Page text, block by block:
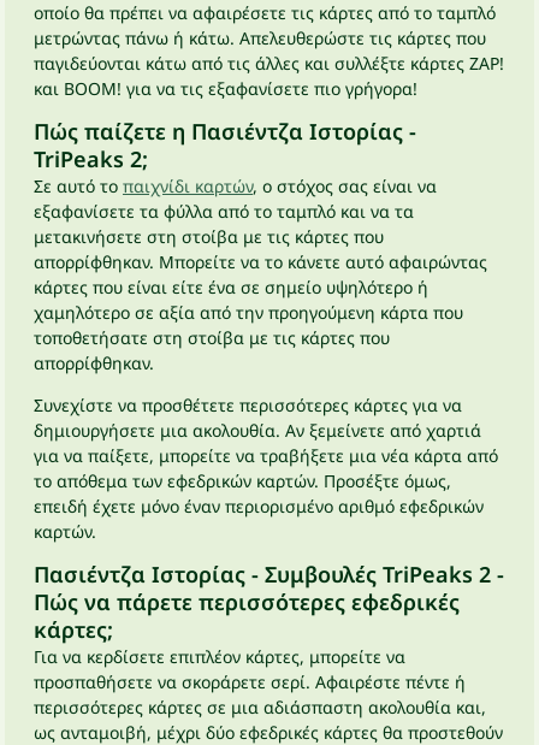
οποίο θα πρέπει να αφαιρέσετε τις κάρτες από το ταμπλό
μετρώντας πάνω ή κάτω. Απελευθερώστε τις κάρτες που
παγιδεύονται κάτω από τις άλλες και συλλέξτε κάρτες ZAP!
και BOOM! για να τις εξαφανίσετε πιο γρήγορα!
Πώς παίζετε η Πασιέντζα Ιστορίας -
TriPeaks 2;
Σε αυτό το παιχνίδι καρτών, ο στόχος σας είναι να
εξαφανίσετε τα φύλλα από το ταμπλό και να τα
μετακινήσετε στη στοίβα με τις κάρτες που
απορρίφθηκαν. Μπορείτε να το κάνετε αυτό αφαιρώντας
κάρτες που είναι είτε ένα σε σημείο υψηλότερο ή
χαμηλότερο σε αξία από την προηγούμενη κάρτα που
τοποθετήσατε στη στοίβα με τις κάρτες που
απορρίφθηκαν.
Συνεχίστε να προσθέτετε περισσότερες κάρτες για να
δημιουργήσετε μια ακολουθία. Αν ξεμείνετε από χαρτιά
για να παίξετε, μπορείτε να τραβήξετε μια νέα κάρτα από
το απόθεμα των εφεδρικών καρτών. Προσέξτε όμως,
επειδή έχετε μόνο έναν περιορισμένο αριθμό εφεδρικών
καρτών.
Πασιέντζα Ιστορίας - Συμβουλές TriPeaks 2 -
Πώς να πάρετε περισσότερες εφεδρικές
κάρτες;
Για να κερδίσετε επιπλέον κάρτες, μπορείτε να
προσπαθήσετε να σκοράρετε σερί. Αφαιρέστε πέντε ή
περισσότερες κάρτες σε μια αδιάσπαστη ακολουθία και,
ως ανταμοιβή, μέχρι δύο εφεδρικές κάρτες θα προστεθούν